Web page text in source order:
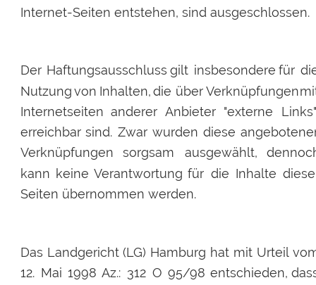
Internet-Seiten entstehen, sind ausgeschlossen.
Der Haftungsausschluss gilt insbesondere für
Nutzung von Inhalten, die über Verknüpfungen
Internetseiten anderer Anbieter "externe
erreichbar sind. Zwar wurden diese
Verknüpfungen
sorgsam ausgewählt,
kann keine Verantwortung für die Inhalte
Seiten übernommen werden.
Das Landgericht (LG) Hamburg hat mit Urteil
12. Mai 1998 Az.: 312 O 95/98 entschieden,